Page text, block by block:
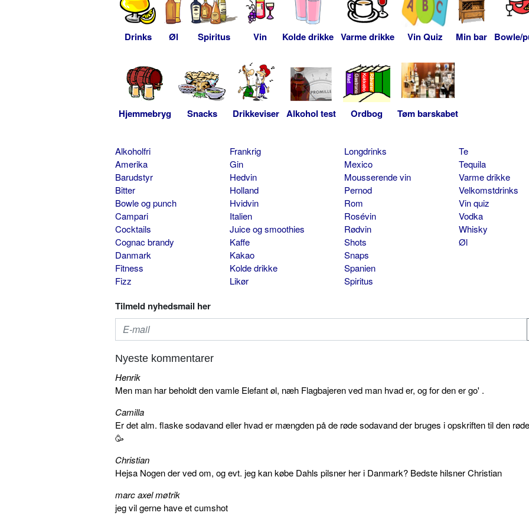
Drinks Øl Spiritus Vin Kolde drikke Varme drikke Vin Quiz Min bar Bowle/
Hjemmebryg Snacks Drikkeviser Alkohol test Ordbog Tøm barskabet
Alkoholfri
Amerika
Barudstyr
Bitter
Bowle og punch
Campari
Cocktails
Cognac brandy
Danmark
Fitness
Fizz
Frankrig
Gin
Hedvin
Holland
Hvidvin
Italien
Juice og smoothies
Kaffe
Kakao
Kolde drikke
Likør
Longdrinks
Mexico
Mousserende vin
Pernod
Rom
Rosévin
Rødvin
Shots
Snaps
Spanien
Spiritus
Te
Tequila
Varme drikke
Velkomstdrinks
Vin quiz
Vodka
Whisky
Øl
Tilmeld nyhedsmail her
Nyeste kommentarer
Henrik
Men man har beholdt den vamle Elefant øl, næh Flagbajeren ved man hvad er, og for den er go' .
Camilla
Er det alm. flaske sodavand eller hvad er mængden på de røde sodavand der bruges i opskriften til den
🥳
Christian
Hejsa Nogen der ved om, og evt. jeg kan købe Dahls pilsner her i Danmark? Bedste hilsner Christian
marc axel møtrik
jeg vil gerne have et cumshot